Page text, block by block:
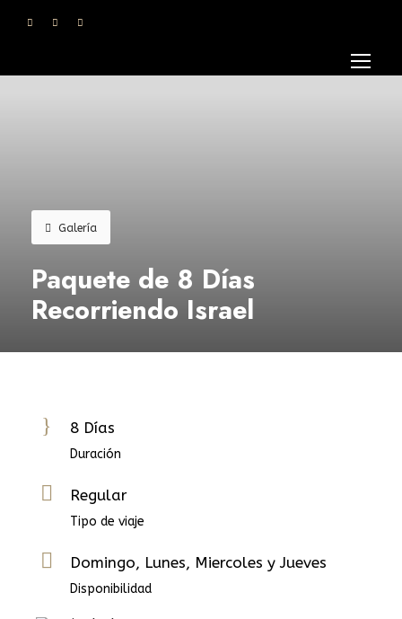
Galería
Paquete de 8 Días
Recorriendo Israel
8 Días
Duración
Regular
Tipo de viaje
Domingo, Lunes, Miercoles y Jueves
Disponibilidad